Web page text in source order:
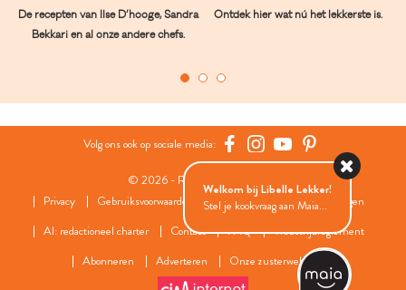
De recepten van Ilse D’hooge, Sandra
Bekkari en al onze andere chefs.
Ontdek hier wat nú het lekkerste is.
Volg ons ook op sociale media:
© 2026 - Roularta Media Group
Privacy
Gebruiksvoorwaarden Cookies
Cookies instellingen
AI: redactioneel charter
Contact FAQ
Wedstrijdreglement
Abonneren
Adverteren Onze zusterwebsites
Welkom bij Libelle Lekker!
Stel je kookvraag aan Maia...